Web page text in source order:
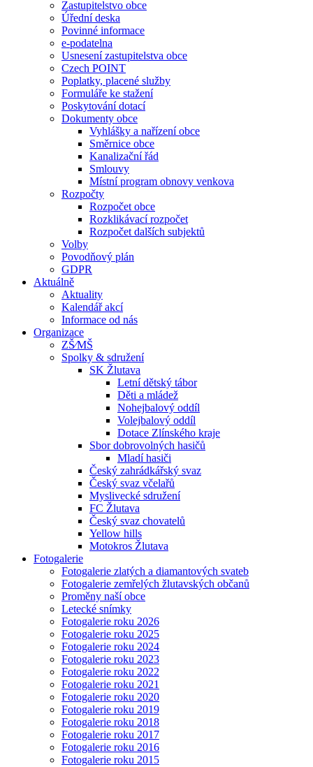
Zastupitelstvo obce
Úřední deska
Povinné informace
e-podatelna
Usnesení zastupitelstva obce
Czech POINT
Poplatky, placené služby
Formuláře ke stažení
Poskytování dotací
Dokumenty obce
Vyhlášky a nařízení obce
Směrnice obce
Kanalizační řád
Smlouvy
Místní program obnovy venkova
Rozpočty
Rozpočet obce
Rozklikávací rozpočet
Rozpočet dalších subjektů
Volby
Povodňový plán
GDPR
Aktuálně
Aktuality
Kalendář akcí
Informace od nás
Organizace
ZŠ⁄MŠ
Spolky & sdružení
SK Žlutava
Letní dětský tábor
Děti a mládež
Nohejbalový oddíl
Volejbalový oddíl
Dotace Zlínského kraje
Sbor dobrovolných hasičů
Mladí hasiči
Český zahrádkářský svaz
Český svaz včelařů
Myslivecké sdružení
FC Žlutava
Český svaz chovatelů
Yellow hills
Motokros Žlutava
Fotogalerie
Fotogalerie zlatých a diamantových svateb
Fotogalerie zemřelých žlutavských občanů
Proměny naší obce
Letecké snímky
Fotogalerie roku 2026
Fotogalerie roku 2025
Fotogalerie roku 2024
Fotogalerie roku 2023
Fotogalerie roku 2022
Fotogalerie roku 2021
Fotogalerie roku 2020
Fotogalerie roku 2019
Fotogalerie roku 2018
Fotogalerie roku 2017
Fotogalerie roku 2016
Fotogalerie roku 2015